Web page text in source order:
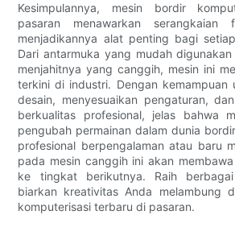
Kesimpulannya, mesin bordir
pasaran menawarkan
menjadikannya alat penting bagi
Dari antarmuka yang mudah
menjahitnya yang canggih, mesin ini
terkini di industri. Dengan kemampuan
desain, menyesuaikan pengaturan,
berkualitas profesional, jelas bahwa
pengubah permainan dalam dunia
profesional berpengalaman atau baru
pada mesin canggih ini akan
ke tingkat berikutnya. Raih
biarkan kreativitas Anda melambung
komputerisasi terbaru di pasaran.